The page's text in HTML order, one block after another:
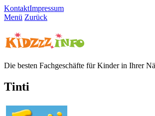
KontaktImpressum
Menü Zurück
Die besten Fachgeschäfte für Kinder in Ihrer
Tinti